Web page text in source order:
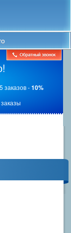
5 заказов -10%